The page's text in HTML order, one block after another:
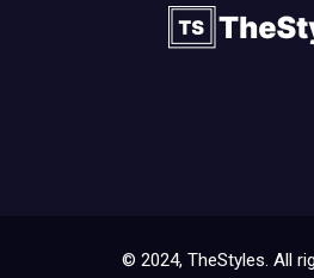
© 2024, TheStyles. All